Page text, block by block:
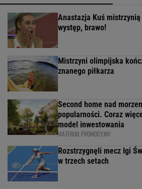
Anastazja Kuś
występ, brawo!
Mistrzyni olimpijska
znanego piłkarza
Second home nad
popularności. Coraz
model inwestowania
MATERIAŁ PROMOCYJNY
Rozstrzygnęli mecz Igi
w trzech setach